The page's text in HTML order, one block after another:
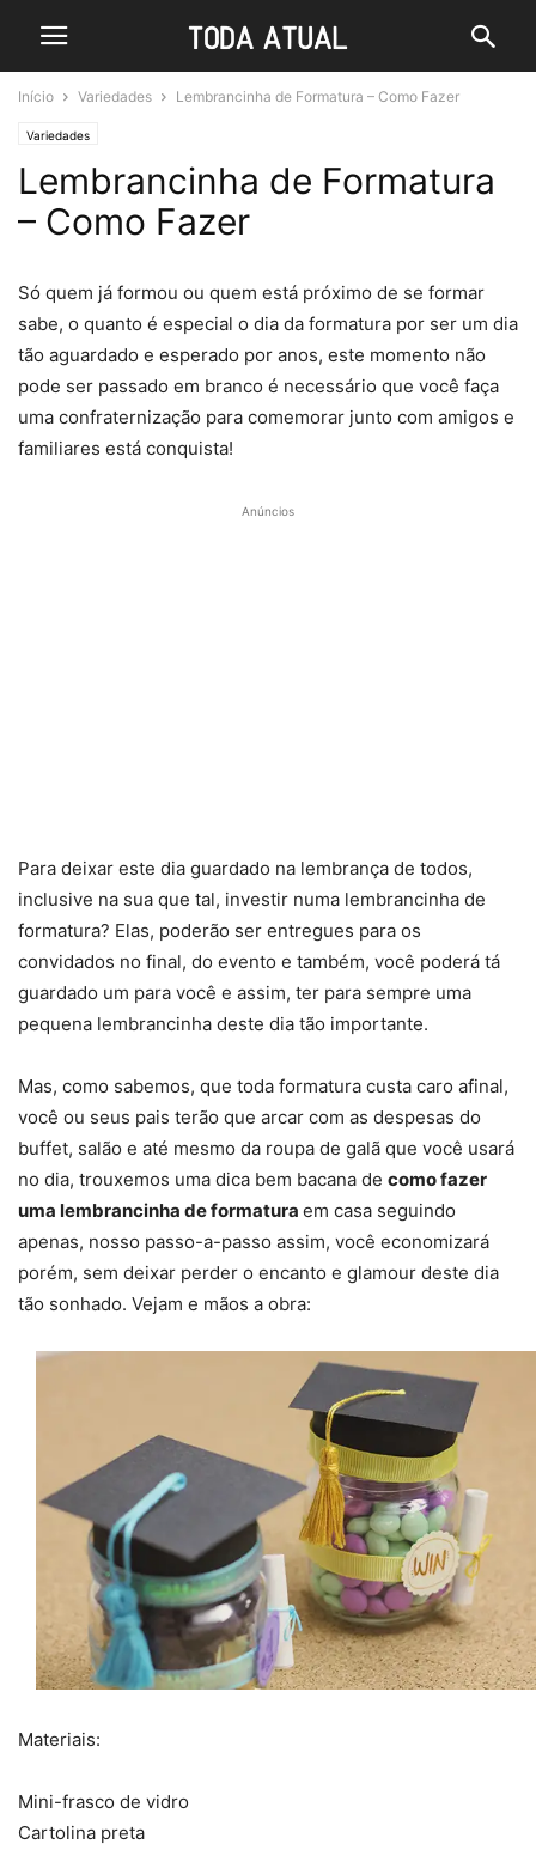
Início Variedades Lembrancinha de Formatura – Como Fazer
Variedades
Lembrancinha de Formatura
– Como Fazer
Só quem já formou ou quem está próximo de se formar
sabe, o quanto é especial o dia da formatura por ser um dia
tão aguardado e esperado por anos, este momento não
pode ser passado em branco é necessário que você faça
uma confraternização para comemorar junto com amigos e
familiares está conquista!
Anúncios
Para deixar este dia guardado na lembrança de todos,
inclusive na sua que tal, investir numa lembrancinha de
formatura? Elas, poderão ser entregues para os
convidados no final, do evento e também, você poderá tá
guardado um para você e assim, ter para sempre uma
pequena lembrancinha deste dia tão importante.
Mas, como sabemos, que toda formatura custa caro afinal,
você ou seus pais terão que arcar com as despesas do
buffet, salão e até mesmo da roupa de galã que você usará
no dia, trouxemos uma dica bem bacana de como fazer
uma lembrancinha de formatura em casa seguindo
apenas, nosso passo-a-passo assim, você economizará
porém, sem deixar perder o encanto e glamour deste dia
tão sonhado. Vejam e mãos a obra:
Materiais:
Mini-frasco de vidro
Cartolina preta